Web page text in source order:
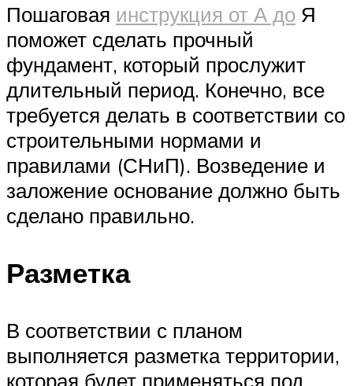
Пошаговая инструкция от А до Я
поможет сделать прочный
фундамент, который прослужит
длительный период. Конечно, все
требуется делать в соответствии со
строительными нормами и
правилами (СНиП). Возведение и
заложение основание должно быть
сделано правильно.
Разметка
В соответствии с планом
выполняется разметка территории,
которая будет применяться под